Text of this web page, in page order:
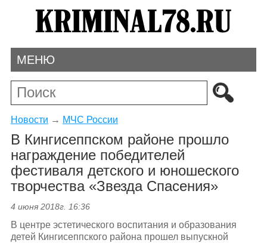
МЕНЮ
Новости → МЧС России
В Кингисеппском районе прошло
награждение победителей
фестиваля детского и юношеского
творчества «Звезда Спасения»
4 июня 2018г. 16:36
В центре эстетического воспитания и образования
детей Кингисеппского района прошел выпускной